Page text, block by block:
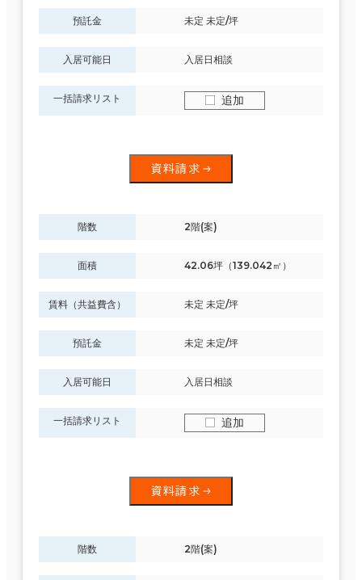
預託金 未定 未定/坪
入居可能日 入居日相談
一括請求リスト 追加
資料請求
階数 2階(案)
面積 42.06坪（139.042㎡）
賃料（共益費含） 未定 未定/坪
預託金 未定 未定/坪
入居可能日 入居日相談
一括請求リスト 追加
資料請求
階数 2階(案)